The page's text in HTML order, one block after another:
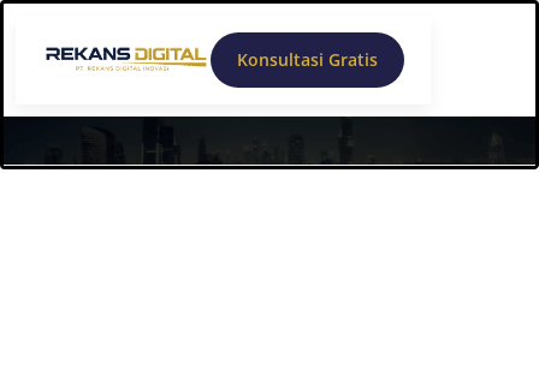
Konsultasi Gratis